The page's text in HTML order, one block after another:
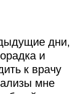
дни,
и
к врачу
мне